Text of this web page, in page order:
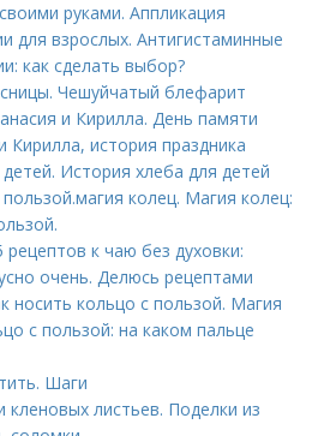
руками. Аппликация
для взрослых. Антигистаминные
как сделать выбор?
Чешуйчатый блефарит
и Кирилла. День памяти
Кирилла, история праздника
История хлеба для детей
магия колец. Магия колец:
рецептов к чаю без духовки:
очень. Делюсь рецептами
носить кольцо с пользой. Магия
с пользой: на каком пальце
Шаги
листьев. Поделки из